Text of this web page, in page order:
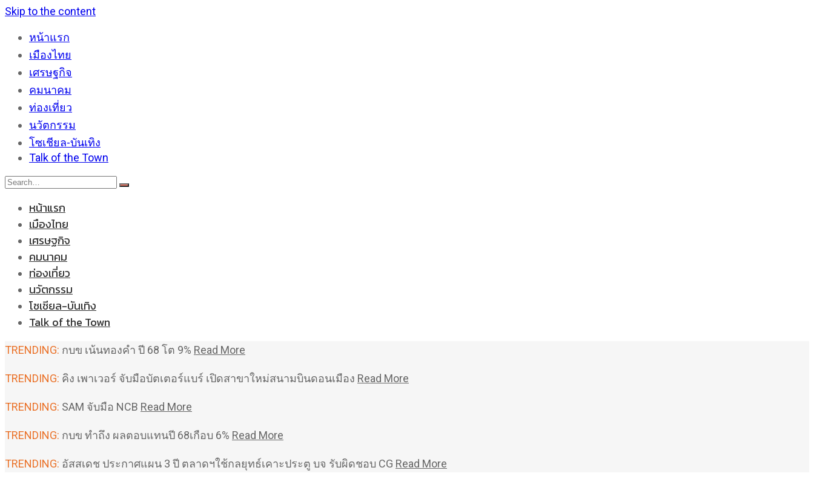
Skip to the content
หน้าแรก
เมืองไทย
เศรษฐกิจ
คมนาคม
ท่องเที่ยว
นวัตกรรม
โซเชียล-บันเทิง
Talk of the Town
หน้าแรก
เมืองไทย
เศรษฐกิจ
คมนาคม
ท่องเที่ยว
นวัตกรรม
โซเชียล-บันเทิง
Talk of the Town
TRENDING: กบข เน้นทองคำ ปี 68 โต 9% Read More
TRENDING: คิง เพาเวอร์ จับมือบัตเตอร์แบร์ เปิดสาขาใหม่สนามบินดอนเมือง Read More
TRENDING: SAM จับมือ NCB Read More
TRENDING: กบข ทำถึง ผลตอบแทนปี 68เกือบ 6% Read More
TRENDING: อัสสเดช ประกาศแผน 3 ปี ตลาดฯใช้กลยุทธ์เคาะประตู บจ รับผิดชอบ CG Read More